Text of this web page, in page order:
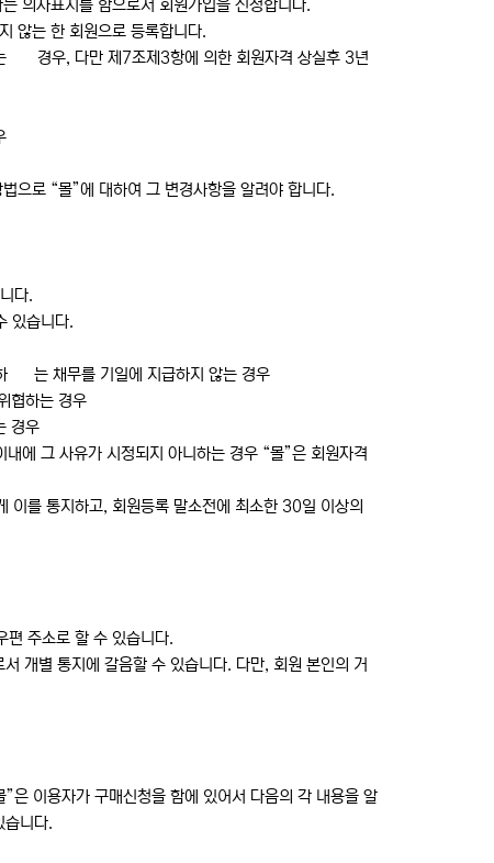
의사표시를 함으로서 회원가입을 신청합니다.
않는 한 회원으로 등록합니다.
경우, 다만 제7조제3항에 의한 회원자격 상실후 3년
으로 “몰”에 대하여 그 변경사항을 알려야 합니다.
다.
있습니다.
는 채무를 기일에 지급하지 않는 경우
협하는 경우
경우
에 그 사유가 시정되지 아니하는 경우 “몰”은 회원자격
이를 통지하고, 회원등록 말소전에 최소한 30일 이상의
편 주소로 할 수 있습니다.
개별 통지에 갈음할 수 있습니다. 다만, 회원 본인의 거
은 이용자가 구매신청을 함에 있어서 다음의 각 내용을 알
습니다.